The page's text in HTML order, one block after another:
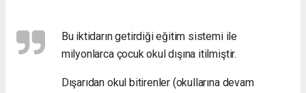
Bu iktidarın getirdiği eğitim sistemi ile
milyonlarca çocuk okul dışına itilmiştir.
Dışarıdan okul bitirenler (okullarına devam